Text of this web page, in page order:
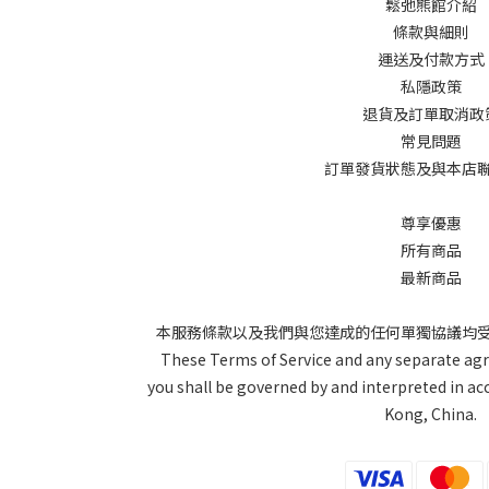
鬆弛熊館介紹
條款與細則
運送及付款方式
私隱政策
退貨及訂單取消政
常見問題
訂單發貨狀態及與本店
尊享優惠
所有商品
最新商品
本服務條款以及我們與您達成的任何單獨協議均
These Terms of Service and any separate
you shall be governed by and interpreted in
Kong, China.